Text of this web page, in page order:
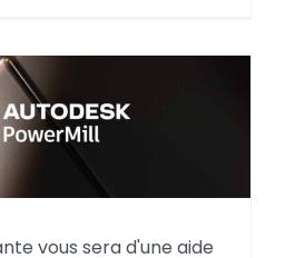
vous sera d'une aide